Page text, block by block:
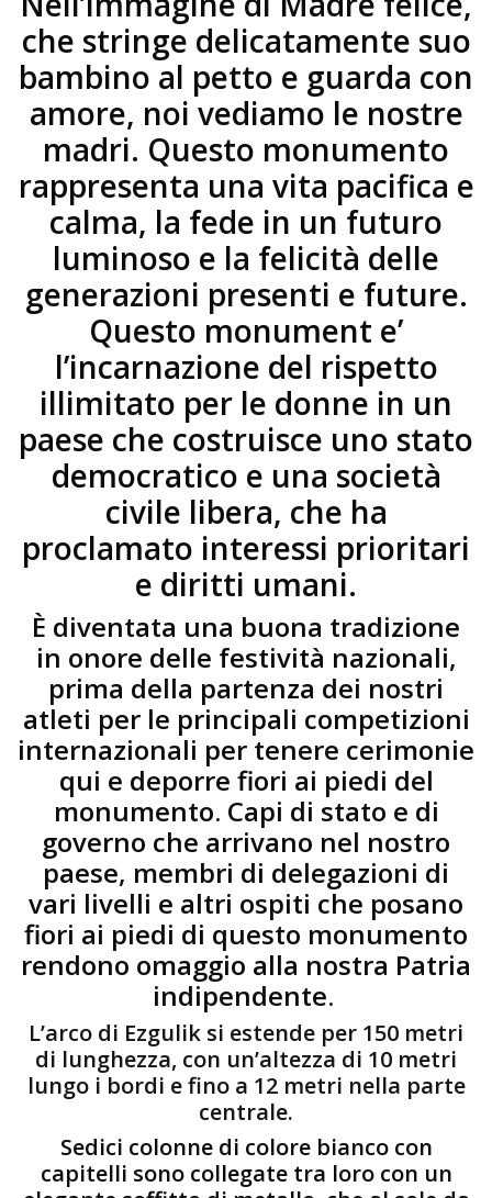
che stringe delicatamente suo
bambino al petto e guarda con
amore, noi vediamo le nostre
madri. Questo monumento
rappresenta una vita pacifica e
calma, la fede in un futuro
luminoso e la felicità delle
generazioni presenti e future.
Questo monument e’
l’incarnazione del rispetto
illimitato per le donne in un
paese che costruisce uno stato
democratico e una società
civile libera, che ha
proclamato interessi prioritari
e diritti umani.
È diventata una buona tradizione
in onore delle festività nazionali,
prima della partenza dei nostri
atleti per le principali competizioni
internazionali per tenere cerimonie
qui e deporre fiori ai piedi del
monumento. Capi di stato e di
governo che arrivano nel nostro
paese, membri di delegazioni di
vari livelli e altri ospiti che posano
fiori ai piedi di questo monumento
rendono omaggio alla nostra Patria
indipendente.
L’arco di Ezgulik si estende per 150 metri
di lunghezza, con un’altezza di 10 metri
lungo i bordi e fino a 12 metri nella parte
centrale.
Sedici colonne di colore bianco con
capitelli sono collegate tra loro con un